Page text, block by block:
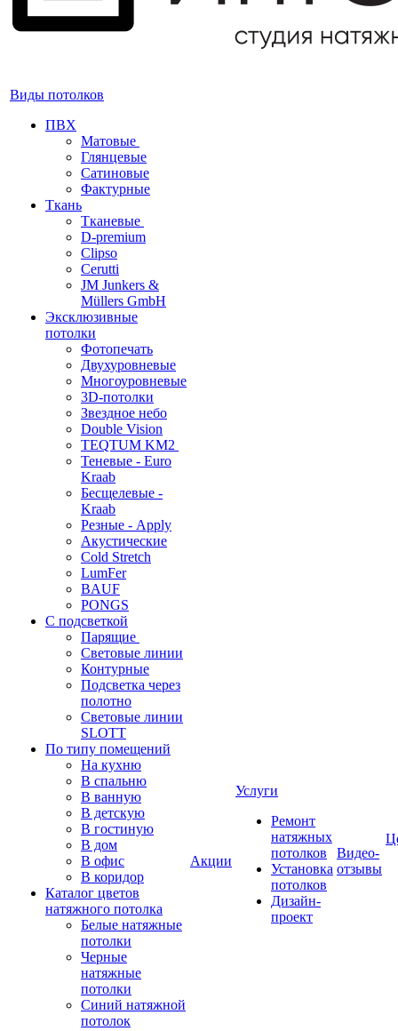
Виды потолков
ПВХ
Матовые
Глянцевые
Сатиновые
Фактурные
Ткань
Тканевые
D-premium
Clipso
Cerutti
JM Junkers &
Müllers GmbH
Эксклюзивные
потолки
Фотопечать
Двухуровневые
Многоуровневые
3D-потолки
Звездное небо
Double Vision
TEQTUM KM2
Теневые - Euro
Kraab
Бесщелевые -
Kraab
Резные - Apply
Акустические
Cold Stretch
LumFer
BAUF
PONGS
С подсветкой
Парящие
Световые линии
Контурные
Подсветка через
полотно
Световые линии
SLOTT
По типу помещений
На кухню
В спальню
В ванную
В детскую
В гостиную
В дом
В офис
В коридор
Каталог цветов
натяжного потолка
Белые натяжные
потолки
Черные
натяжные
потолки
Синий натяжной
потолок
Акции
Услуги
Ремонт
натяжных
потолков
Установка
потолков
Дизайн-
проект
Видео-
отзывы